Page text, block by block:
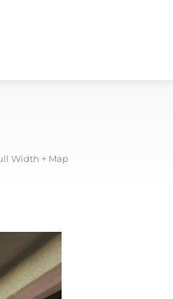
Width + Map